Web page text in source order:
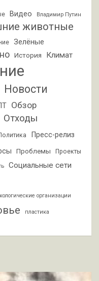
Видео Владимир Путин
животные
Зелёные
История Климат
Новости
Обзор
Отходы
Пресс-релиз
Проблемы Проекты
Социальные сети
организации
пластика